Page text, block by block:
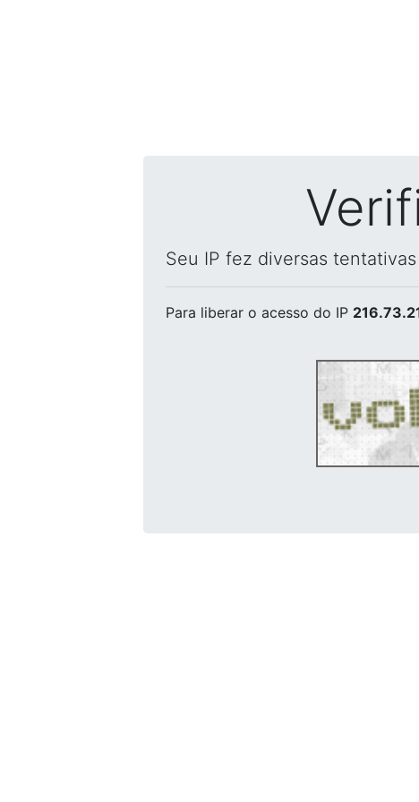
Seu IP fez diversas
Para liberar o acesso do IP